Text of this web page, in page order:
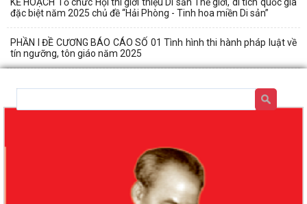
đặc biệt năm 2025 chủ đề “Hải Phòng - Tinh hoa miền Di sản”
PHẦN I ĐỀ CƯƠNG BÁO CÁO SỐ 01 Tình hình thi hành pháp luật về
tín ngưỡng, tôn giáo năm 2025